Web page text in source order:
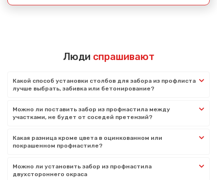
Люди спрашивают
Какой способ установки столбов для забора из профлиста
лучше выбрать, забивка или бетонирование?
Можно ли поставить забор из профнастила между
участками, не будет от соседей претензий?
Какая разница кроме цвета в оцинкованном или
покрашенном профнастиле?
Можно ли установить забор из профнастила
двухстороннего окраса